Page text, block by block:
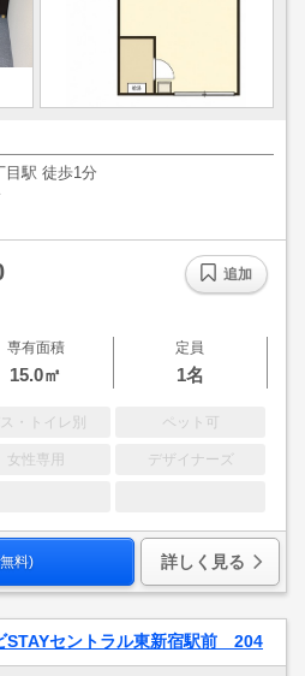
目駅 徒歩1分
専有面積
15.0㎡
定員
1名
・トイレ別 ペット可
女性専用 デザイナーズ
追加
料) 詳しく見る
STAYセントラル東新宿駅前 204